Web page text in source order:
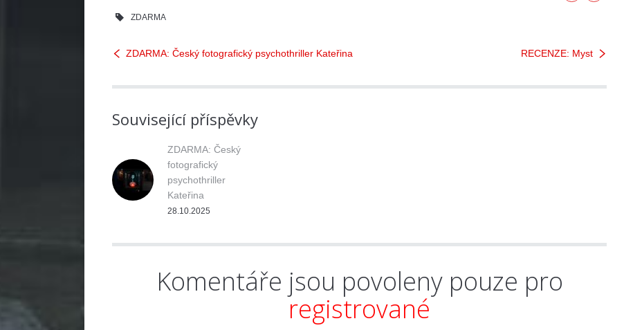
ZDARMA
ZDARMA: Český fotografický psychothriller Kateřina RECENZE: Myst
Související příspěvky
ZDARMA: Český
fotografický
psychothriller
Kateřina
28.10.2025
Komentáře jsou povoleny pouze pro
registrované